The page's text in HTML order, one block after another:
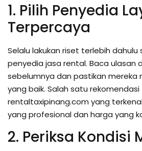
1. Pilih Penyedia
Terpercaya
Selalu lakukan riset terlebih dahulu
penyedia jasa rental. Baca ulasan
sebelumnya dan pastikan mereka
yang baik. Salah satu
rentaltaxipinang.com yang
yang profesional dan harga yang
2. Periksa Kondisi